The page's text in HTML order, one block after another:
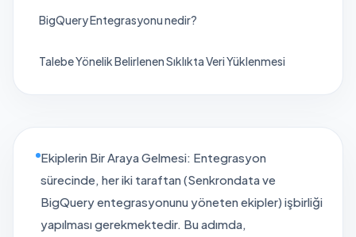
BigQuery Entegrasyonu nedir?
Talebe Yönelik Belirlenen Sıklıkta Veri Yüklenmesi
Ekiplerin Bir Araya Gelmesi: Entegrasyon
sürecinde, her iki taraftan (Senkrondata ve
BigQuery entegrasyonunu yöneten ekipler) işbirliği
yapılması gerekmektedir. Bu adımda,